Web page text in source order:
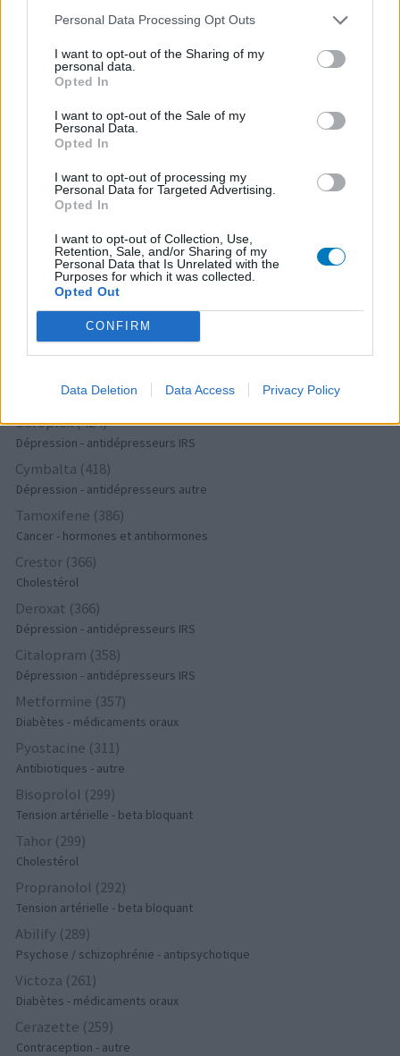
Personal Data Processing Opt Outs
I want to opt-out of the Sharing of my
personal data.
Opted In
I want to opt-out of the Sale of my
Personal Data.
Opted In
I want to opt-out of processing my
Personal Data for Targeted Advertising.
Opted In
I want to opt-out of Collection, Use,
Retention, Sale, and/or Sharing of my
Personal Data that Is Unrelated with the
Purposes for which it was collected.
Opted Out
CONFIRM
Data Deletion Data Access Privacy Policy
Contraception - autre
Tramadol (932)
Douleurs - morphine
Dépression - antidépresseurs IRS
Effexor (690)
Champix (604)
Toxicomanie
Sertraline (579)
Dépression - antidépresseurs IRS
Lyrica (572)
Epilepsie
Simvastatine (510)
Antibiotiques - pénicillines à large spectre
Seroplex (424)
Dépression - antidépresseurs IRS
Cymbalta (418)
Dépression - antidépresseurs autre
Tamoxifene (386)
Cancer - hormones et antihormones
Crestor (366)
Cholestérol
Deroxat (366)
Dépression - antidépresseurs IRS
Citalopram (358)
Dépression - antidépresseurs IRS
Metformine (357)
Diabètes - médicaments oraux
Pyostacine (311)
Antibiotiques - autre
Bisoprolol (299)
Tension artérielle - beta bloquant
Tahor (299)
Cholestérol
Propranolol (292)
Tension artérielle - beta bloquant
Abilify (289)
Psychose / schizophrénie - antipsychotique
Victoza (261)
Diabètes - médicaments oraux
Cerazette (259)
Contraception - autre